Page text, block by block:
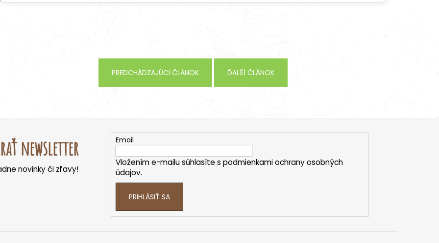
PREDCHÁDZAJÚCI ČLÁNOK ĎALŠÍ ČLÁNOK
newsletter
novinky či zľavy!
Email
Vložením e-mailu súhlasíte s podmienkami ochrany osobných
údajov.
PRIHLÁSIŤ SA